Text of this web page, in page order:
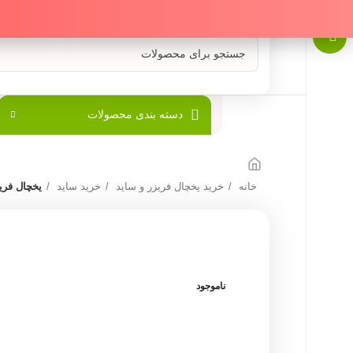
دسته بندی محصولات
خانه خرید یخچال فریزر و ساید خرید ساید یخچال
ناموجود